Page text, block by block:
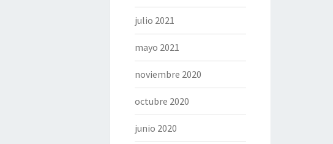
julio 2021
mayo 2021
noviembre 2020
octubre 2020
junio 2020